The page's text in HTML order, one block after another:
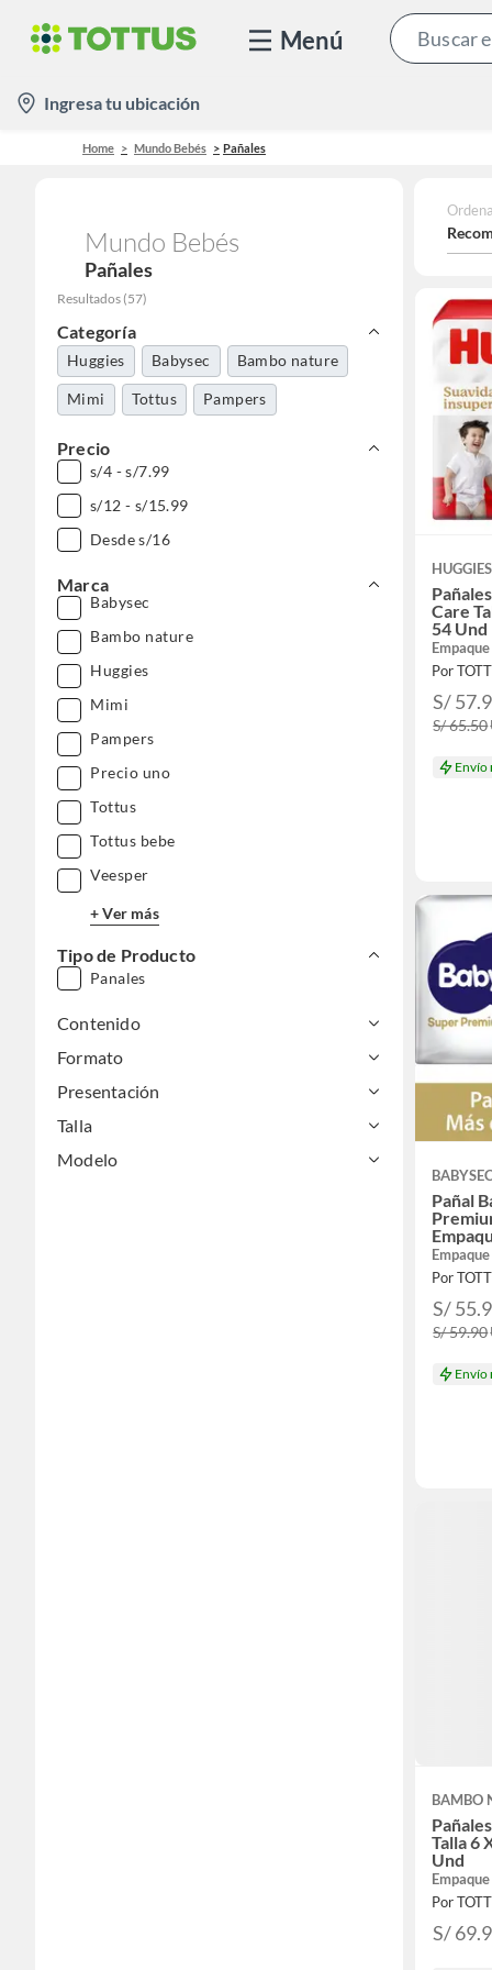
Menú
location-
icon
Ingresa tu ubicación
Home Mundo Bebés Pañales
Mundo Bebés
Pañales
Resultados (57)
Categoría
Huggies Babysec Bambo nature
Mimi Tottus Pampers
Precio
s/4 - s/7.99
s/12 - s/15.99
Desde s/16
Marca
Babysec
Bambo nature
Huggies
Mimi
Pampers
Precio uno
Tottus
Tottus bebe
Veesper
+ Ver más
Tipo de Producto
Panales
Contenido
Formato
Presentación
Talla
Modelo
HUGGIES
Care
54 Und
Por
S/
S/ 65.50
Envío
BABYSEC
Pañal
Por
S/
S/ 59.90
Envío
BAMBO
Talla 6
Und
Por
S/